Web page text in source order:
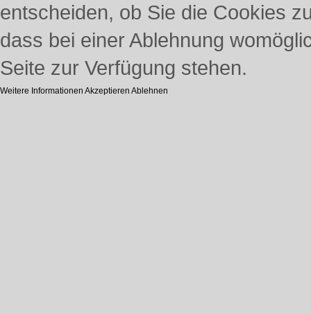
entscheiden, ob Sie die Cookies
dass bei einer Ablehnung
Seite zur Verfügung stehen.
Weitere Informationen Akzeptieren Ablehnen